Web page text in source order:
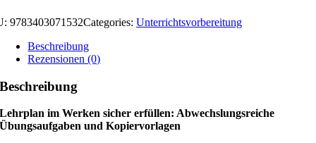
9783403071532Categories: Unterrichtsvorbereitung
Beschreibung
Rezensionen (0)
Beschreibung
Lehrplan im Werken sicher erfüllen: Abwechslungsreiche
Übungsaufgaben und Kopiervorlagen